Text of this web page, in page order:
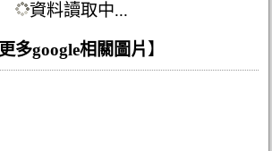
資料讀取中...
更多google相關圖片 】